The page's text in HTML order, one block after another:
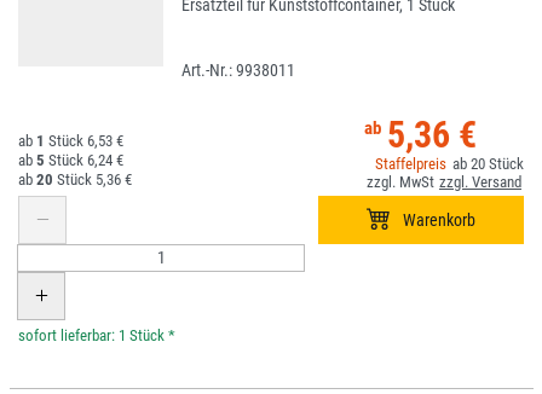
Ersatzteil für Kunststoffcontainer, 1 Stück
9938011
5,36 €
20
1
6,53 €
5
6,24 €
20
5,36 €
*